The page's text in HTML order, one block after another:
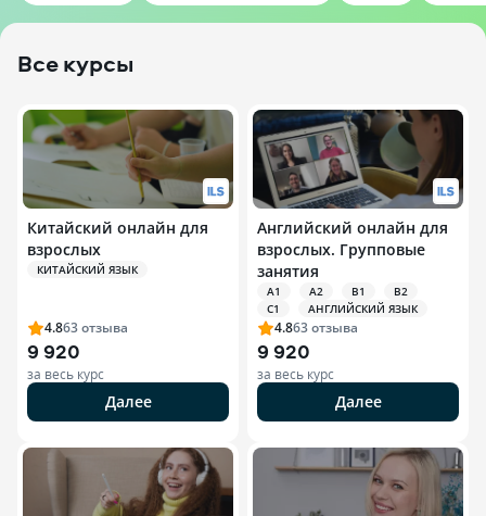
Все курсы
Китайский онлайн для
взрослых
КИТАЙСКИЙ ЯЗЫК
4.863отзыва
9 920
за весь курс
Далее
Английский онлайн для
взрослых. Групповые
занятия
A1 A2 B1
B2
C1
АНГЛИЙСКИЙ ЯЗЫК
4.863отзыва
9 920
за весь курс
Далее